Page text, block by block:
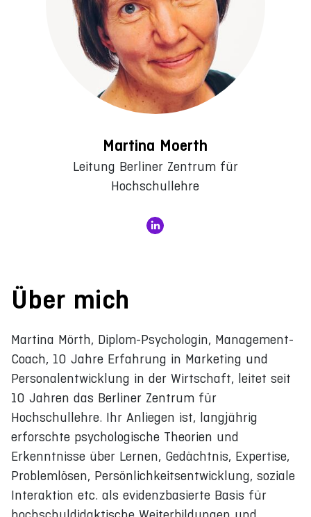
Martina Moerth
Leitung Berliner Zentrum für
Hochschullehre
Über mich
Martina Mörth, Diplom-Psychologin, Management-
Coach, 10 Jahre Erfahrung in Marketing und
Personalentwicklung in der Wirtschaft, leitet seit
10 Jahren das Berliner Zentrum für
Hochschullehre. Ihr Anliegen ist, langjährig
erforschte psychologische Theorien und
Erkenntnisse über Lernen, Gedächtnis, Expertise,
Problemlösen, Persönlichkeitsentwicklung, soziale
Interaktion etc. als evidenzbasierte Basis für